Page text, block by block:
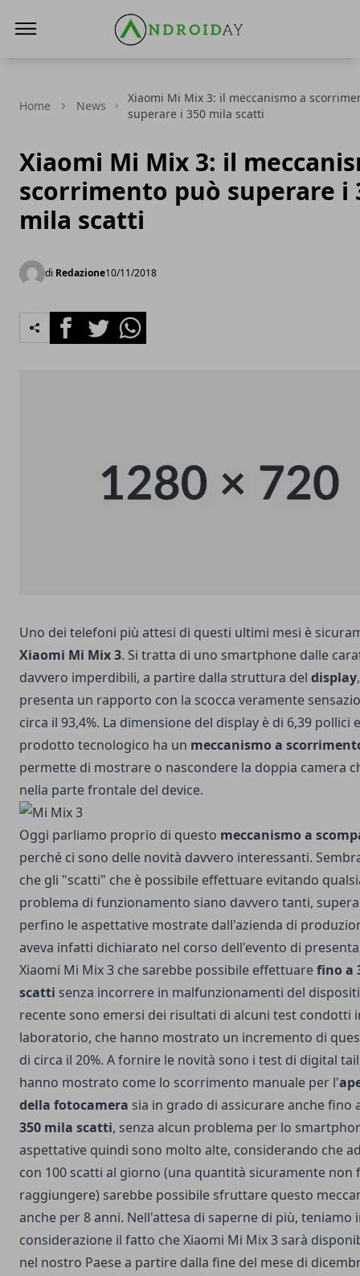
Home News
Xiaomi Mi Mix 3: il meccanismo a
superare i 350 mila scatti
Xiaomi Mi Mix 3: il
scorrimento può superare i
mila scatti
di Redazione10/11/2018
FacebookTwitterWhatsapp
Uno dei telefoni più attesi di questi ultimi mesi è
Xiaomi Mi Mix 3. Si tratta di uno smartphone dalle
davvero imperdibili, a partire dalla struttura del display
presenta un rapporto con la scocca veramente
circa il 93,4%. La dimensione del display è di 6,39 pollici
prodotto tecnologico ha un meccanismo a
permette di mostrare o nascondere la doppia camera
nella parte frontale del device.
Oggi parliamo proprio di questo meccanismo a
perché ci sono delle novità davvero interessanti.
che gli "scatti" che è possibile effettuare evitando
problema di funzionamento siano davvero tanti,
perfino le aspettative mostrate dall'azienda di
aveva infatti dichiarato nel corso dell'evento di
Xiaomi Mi Mix 3 che sarebbe possibile effettuarefino a
scatti senza incorrere in malfunzionamenti del
recente sono emersi dei risultati di alcuni test condotti
laboratorio, che hanno mostrato un incremento di
di circa il 20%. A fornire le novità sono i test di digital
hanno mostrato come lo scorrimento manuale per l'
della fotocamera sia in grado di assicurare anche fino
350 mila scatti, senza alcun problema per lo
aspettative quindi sono molto alte, considerando che
con 100 scatti al giorno (una quantità sicuramente non
raggiungere) sarebbe possibile sfruttare questo
anche per 8 anni. Nell'attesa di saperne di più, teniamo
considerazione il fatto che Xiaomi Mi Mix 3 sarà
nel nostro Paese a partire dalla fine del mese di